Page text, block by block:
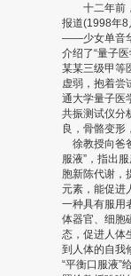
十二年前，
报道(1998年8
——少女单音华
介绍了“量子
某某三级甲等
虚弱，抱着尝
通大学量子医
共振测试仪分
良，骨骼变形
徐教授向爸
服液”，指出
胞新陈代谢，
元素，能促进
一种具有服用
体器官、细胞
态，促进人体
到人体的自我
“平衡口服液”